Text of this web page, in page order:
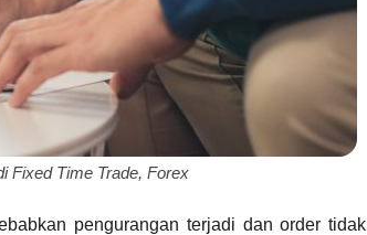
Fixed Time Trade, Forex
pengurangan terjadi dan order tidak